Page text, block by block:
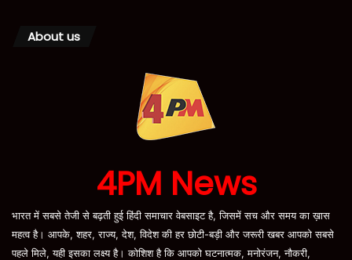
About us
4PM News
भारत में सबसे तेजी से बढ़ती हुई हिंदी समाचार वेबसाइट है, जिसमें सच और समय का ख़ास
महत्व है। आपके, शहर, राज्य, देश, विदेश की हर छोटी-बड़ी और जरूरी खबर आपको सबसे
पहले मिले, यही इसका लक्ष्य है। कोशिश है कि आपको घटनात्मक, मनोरंजन, नौकरी,